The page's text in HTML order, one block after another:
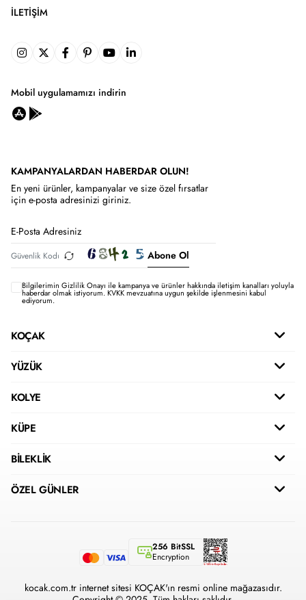
İLETIŞIM
Mobil uygulamamızı indirin
KAMPANYALARDAN HABERDAR OLUN!
En yeni ürünler, kampanyalar ve size özel fırsatlar
için e-posta adresinizi giriniz.
Abone Ol
Bilgilerimin Gizlilik Onayı ile kampanya ve ürünler hakkında iletişim kanalları yoluyla
haberdar olmak istiyorum.KVKK mevzuatına uygun şekilde işlenmesini kabul
ediyorum.
KOÇAK
YÜZÜK
KOLYE
KÜPE
BİLEKLİK
ÖZEL GÜNLER
256 BitSSL
Encryption
kocak.com.tr internet sitesi KOÇAK'ın resmi online mağazasıdır.